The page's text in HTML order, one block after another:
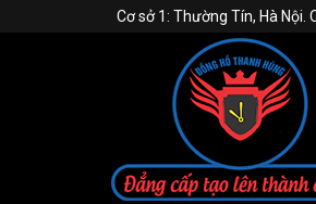
Cơ sở 1: Thường Tín, Hà Nội.